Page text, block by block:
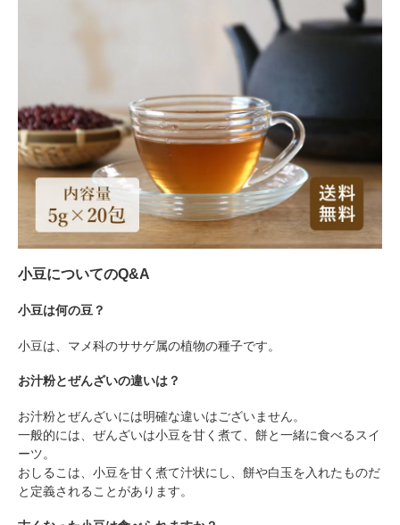
小豆についてのQ&A
小豆は何の豆？
小豆は、マメ科のササゲ属の植物の種子です。
お汁粉とぜんざいの違いは？
お汁粉とぜんざいには明確な違いはございません。
一般的には、ぜんざいは小豆を甘く煮て、餅と一緒に食べるスイ
ーツ。
おしるこは、小豆を甘く煮て汁状にし、餅や白玉を入れたものだ
と定義されることがあります。